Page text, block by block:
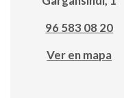
96 583 08 20
Ver en mapa